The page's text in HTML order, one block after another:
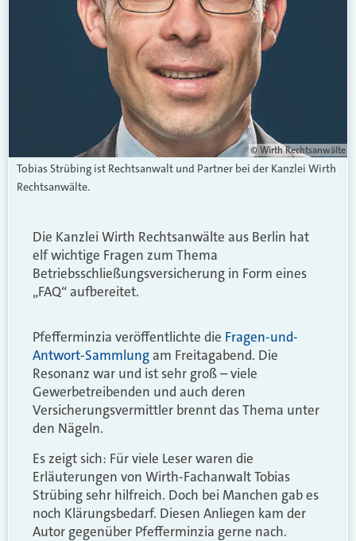
© Wirth Rechtsanwälte
Tobias Strübing ist Rechtsanwalt und Partner bei der Kanzlei Wirth
Rechtsanwälte.
Die Kanzlei Wirth Rechtsanwälte aus Berlin hat
elf wichtige Fragen zum Thema
Betriebsschließungsversicherung in Form eines
„FAQ“ aufbereitet.
Pfefferminzia veröffentlichte die Fragen-und-
Antwort-Sammlungam Freitagabend. Die
Resonanz war und ist sehr groß – viele
Gewerbetreibenden und auch deren
Versicherungsvermittler brennt das Thema unter
den Nägeln.
Es zeigt sich: Für viele Leser waren die
Erläuterungen von Wirth-Fachanwalt Tobias
Strübing sehr hilfreich. Doch bei Manchen gab es
noch Klärungsbedarf. Diesen Anliegen kam der
Autor gegenüber Pfefferminzia gerne nach.